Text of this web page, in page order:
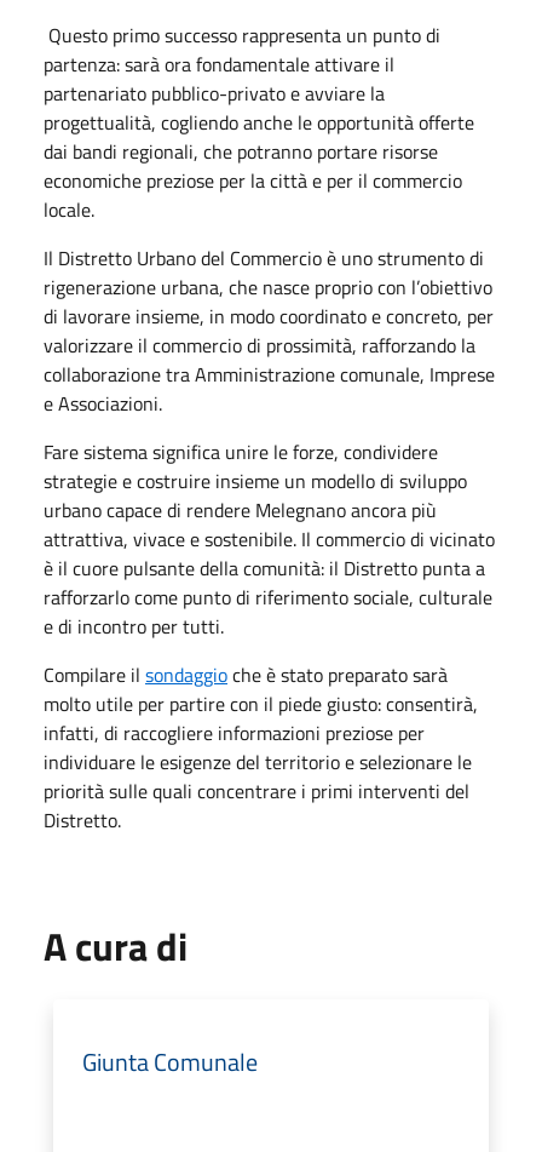
Questo primo successo rappresenta un punto di
partenza: sarà ora fondamentale attivare il
partenariato pubblico-privato e avviare la
progettualità, cogliendo anche le opportunità offerte
dai bandi regionali, che potranno portare risorse
economiche preziose per la città e per il commercio
locale.
Il Distretto Urbano del Commercio è uno strumento di
rigenerazione urbana, che nasce proprio con l’obiettivo
di lavorare insieme, in modo coordinato e concreto, per
valorizzare il commercio di prossimità, rafforzando la
collaborazione tra Amministrazione comunale, Imprese
e Associazioni.
Fare sistema significa unire le forze, condividere
strategie e costruire insieme un modello di sviluppo
urbano capace di rendere Melegnano ancora più
attrattiva, vivace e sostenibile. Il commercio di vicinato
è il cuore pulsante della comunità: il Distretto punta a
rafforzarlo come punto di riferimento sociale, culturale
e di incontro per tutti.
Compilare il sondaggioche è stato preparato sarà
molto utile per partire con il piede giusto: consentirà,
infatti, di raccogliere informazioni preziose per
individuare le esigenze del territorio e selezionare le
priorità sulle quali concentrare i primi interventi del
Distretto.
A cura di
Giunta Comunale